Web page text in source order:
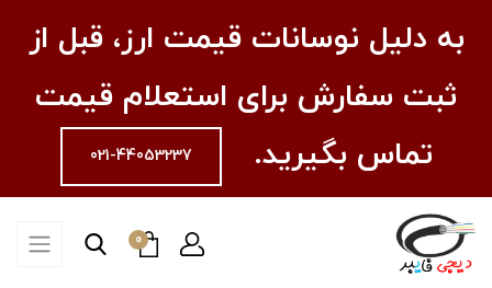
به دلیل نوسانات قیمت ارز، قبل از
ثبت سفارش برای استعلام قیمت
تماس بگیرید.
021-44053237
0